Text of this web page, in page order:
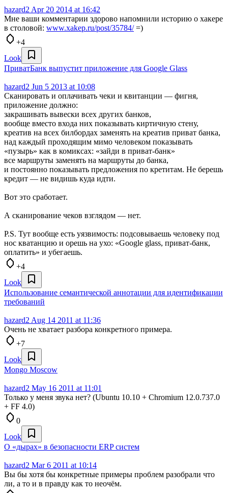
hazard2 Apr 20 2014 at 16:42
Мне ваши комментарии здорово напомнили историю о хакере
в столовой: www.xakep.ru/post/35784/=)
+4
Look
ПриватБанк выпустит приложение для Google Glass
hazard2 Jun 5 2013 at 10:08
Сканировать и оплачивать чеки и квитанции — фигня,
приложение должно:
закрашивать вывески всех других банков,
вообще вместо входа них показывать киртичную стену,
креатив на всех билбордах заменять на креатив приват банка,
над каждый проходящим мимо человеком показывать
«пузырь» как в комиксах: «зайди в приват-банк»
все маршруты заменять на маршруты до банка,
и постоянно показывать предложения по кретитам. Не берешь
кредит — не видишь куда идти.
Вот это сработает.
А сканирование чеков взглядом — нет.
P.S. Тут вообще есть уязвимость: подсовываешь человеку под
нос кватанцию и орешь на ухо: «Google glass, приват-банк,
оплатить» и убегаешь.
+4
Look
Использование семантической аннотации для идентификации
требований
hazard2 Aug 14 2011 at 11:36
Очень не хватает разбора конкретного примера.
+7
Look
Mongo Moscow
hazard2 May 16 2011 at 11:01
Только у меня звука нет? (Ubuntu 10.10 + Chromium 12.0.737.0
+ FF 4.0)
0
Look
О «дырах» в безопасности ERP систем
hazard2 Mar 6 2011 at 10:14
Вы бы хотя бы конкретные примеры проблем разобрали что
ли, а то и в правду как то неочём.